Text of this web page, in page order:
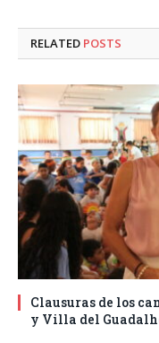
RELATED POSTS
Clausuras de los
y Villa del